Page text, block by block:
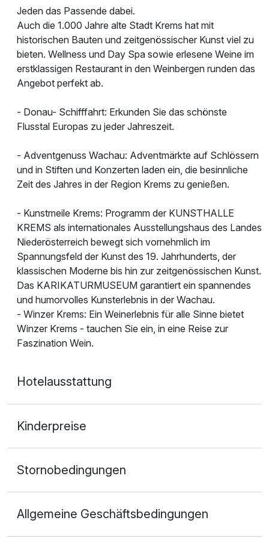
Jeden das Passende dabei.
Auch die 1.000 Jahre alte Stadt Krems hat mit
historischen Bauten und zeitgenössischer Kunst viel zu
bieten. Wellness und Day Spa sowie erlesene Weine im
erstklassigen Restaurant in den Weinbergen runden das
Angebot perfekt ab.
- Donau- Schifffahrt: Erkunden Sie das schönste
Flusstal Europas zu jeder Jahreszeit.
- Adventgenuss Wachau: Adventmärkte auf Schlössern
und in Stiften und Konzerten laden ein, die besinnliche
Zeit des Jahres in der Region Krems zu genießen.
- Kunstmeile Krems: Programm der KUNSTHALLE
KREMS als internationales Ausstellungshaus des Landes
Niederösterreich bewegt sich vornehmlich im
Spannungsfeld der Kunst des 19. Jahrhunderts, der
klassischen Moderne bis hin zur zeitgenössischen Kunst.
Das KARIKATURMUSEUM garantiert ein spannendes
und humorvolles Kunsterlebnis in der Wachau.
- Winzer Krems: Ein Weinerlebnis für alle Sinne bietet
Winzer Krems - tauchen Sie ein, in eine Reise zur
Faszination Wein.
Hotelausstattung
Kinderpreise
Stornobedingungen
Allgemeine Geschäftsbedingungen